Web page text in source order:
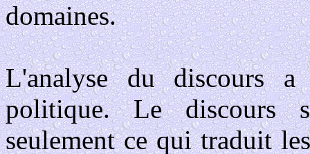
domaines.
L'analyse du discours
politique. Le discours
seulement ce qui traduit